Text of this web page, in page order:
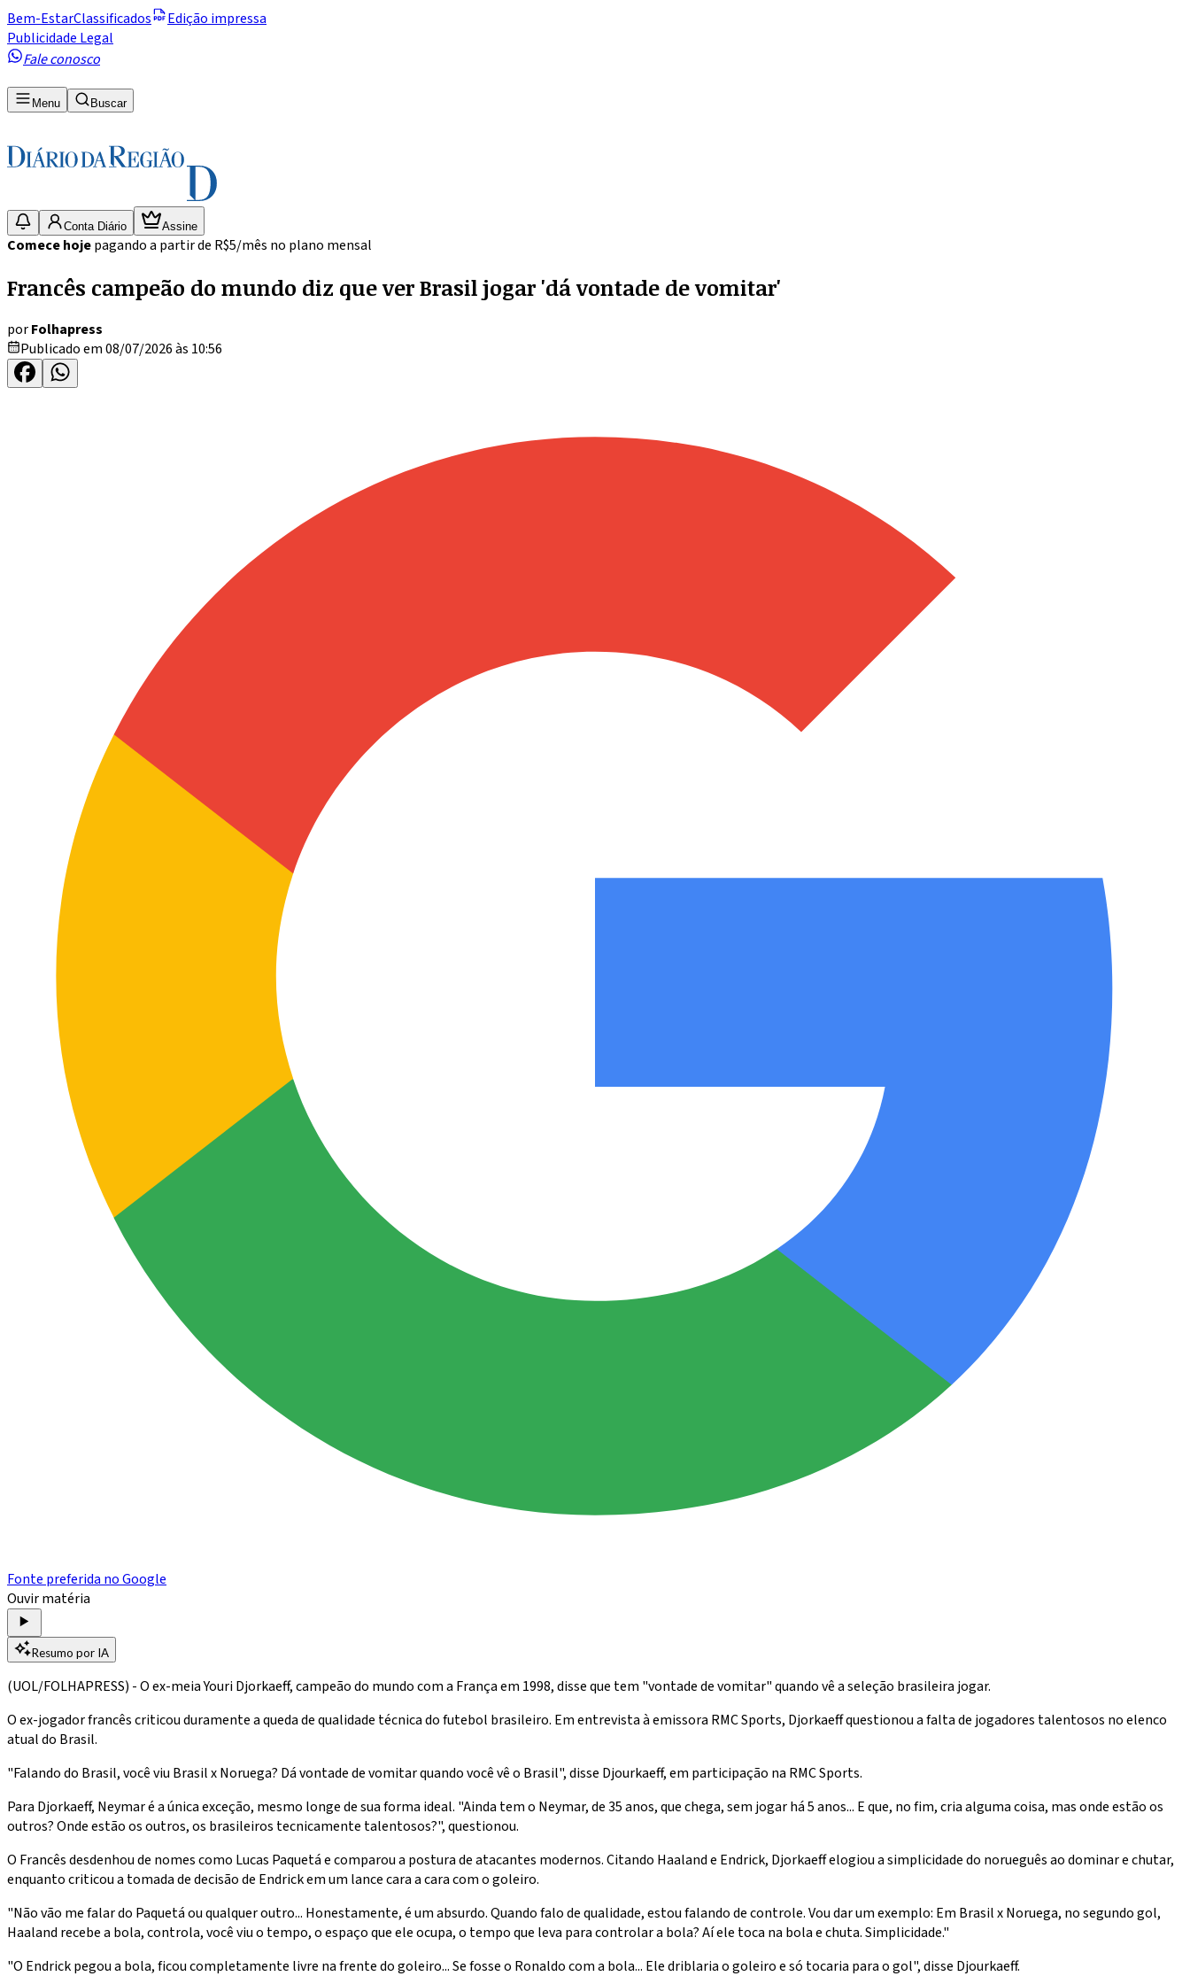
Bem-EstarClassificados
Edição impressa
Publicidade Legal
Fale conosco
Menu Buscar
Conta Diário Assine
Comece hojepagando a partir de R$5/mês no plano mensal
Francês campeão do mundo diz que ver Brasil jogar 'dá vontade de vomitar'
porFolhapress
Publicado em 08/07/2026 às 10:56
Fonte preferida no Google
Ouvir matéria
Resumo por IA
(UOL/FOLHAPRESS) - O ex-meia Youri Djorkaeff, campeão do mundo com a França em 1998, disse que tem "vontade de vomitar" quando vê a seleção brasileira jogar.
O ex-jogador francês criticou duramente a queda de qualidade técnica do futebol brasileiro. Em entrevista à emissora RMC Sports, Djorkaeff questionou a falta de jogadores talentosos no elenco
atual do Brasil.
"Falando do Brasil, você viu Brasil x Noruega? Dá vontade de vomitar quando você vê o Brasil", disse Djourkaeff, em participação na RMC Sports.
Para Djorkaeff, Neymar é a única exceção, mesmo longe de sua forma ideal. "Ainda tem o Neymar, de 35 anos, que chega, sem jogar há 5 anos... E que, no fim, cria alguma coisa, mas onde estão os
outros? Onde estão os outros, os brasileiros tecnicamente talentosos?", questionou.
O Francês desdenhou de nomes como Lucas Paquetá e comparou a postura de atacantes modernos. Citando Haaland e Endrick, Djorkaeff elogiou a simplicidade do norueguês ao dominar e chutar,
enquanto criticou a tomada de decisão de Endrick em um lance cara a cara com o goleiro.
"Não vão me falar do Paquetá ou qualquer outro... Honestamente, é um absurdo. Quando falo de qualidade, estou falando de controle. Vou dar um exemplo: Em Brasil x Noruega, no segundo gol,
Haaland recebe a bola, controla, você viu o tempo, o espaço que ele ocupa, o tempo que leva para controlar a bola? Aí ele toca na bola e chuta. Simplicidade."
"O Endrick pegou a bola, ficou completamente livre na frente do goleiro... Se fosse o Ronaldo com a bola... Ele driblaria o goleiro e só tocaria para o gol", disse Djourkaeff.